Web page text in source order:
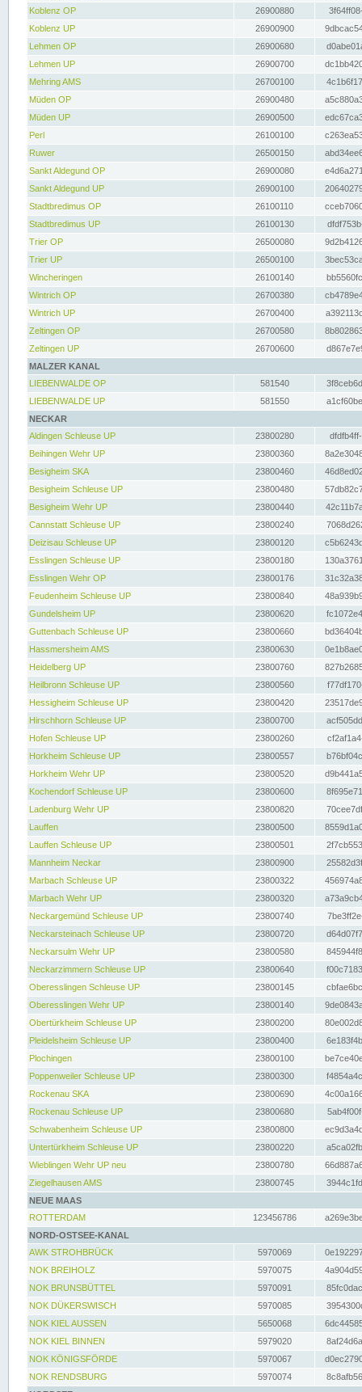
Koblenz OP
26900880
Koblenz UP
26900900
Lehmen OP
26900680
Lehmen UP
26900700
Mehring AMS
26700100
Müden OP
26900480
Müden UP
26900500
Perl
26100100
Ruwer
26500150
Sankt Aldegund OP
26900080
Sankt Aldegund UP
26900100
Stadtbredimus OP
26100110
Stadtbredimus UP
26100130
Trier OP
26500080
Trier UP
26500100
Wincheringen
26100140
Wintrich OP
26700380
Wintrich UP
26700400
Zeltingen OP
26700580
Zeltingen UP
26700600
MALZER KANAL
LIEBENWALDE OP
581540
LIEBENWALDE UP
581550
NECKAR
Aldingen Schleuse UP
23800280
Beihingen Wehr UP
23800360
Besigheim SKA
23800460
Besigheim Schleuse UP
23800480
Besigheim Wehr UP
23800440
Cannstatt Schleuse UP
23800240
Deizisau Schleuse UP
23800120
Esslingen Schleuse UP
23800180
Esslingen Wehr OP
23800176
Feudenheim Schleuse UP
23800840
Gundelsheim UP
23800620
Guttenbach Schleuse UP
23800660
Hassmersheim AMS
23800630
Heidelberg UP
23800760
Heilbronn Schleuse UP
23800560
Hessigheim Schleuse UP
23800420
Hirschhorn Schleuse UP
23800700
Hofen Schleuse UP
23800260
Horkheim Schleuse UP
23800557
Horkheim Wehr UP
23800520
Kochendorf Schleuse UP
23800600
Ladenburg Wehr UP
23800820
Lauffen
23800500
Lauffen Schleuse UP
23800501
Mannheim Neckar
23800900
Marbach Schleuse UP
23800322
Marbach Wehr UP
23800320
Neckargemünd Schleuse UP
23800740
Neckarsteinach Schleuse UP
23800720
Neckarsulm Wehr UP
23800580
Neckarzimmern Schleuse UP
23800640
Oberesslingen Schleuse UP
23800145
Oberesslingen Wehr UP
23800140
Obertürkheim Schleuse UP
23800200
Pleidelsheim Schleuse UP
23800400
Plochingen
23800100
Poppenweiler Schleuse UP
23800300
Rockenau SKA
23800690
Rockenau Schleuse UP
23800680
Schwabenheim Schleuse UP
23800800
Untertürkheim Schleuse UP
23800220
Wieblingen Wehr UP neu
23800780
Ziegelhausen AMS
23800745
NEUE MAAS
ROTTERDAM
123456786
NORD-OSTSEE-KANAL
AWK STROHBRÜCK
5970069
NOK BREIHOLZ
5970075
NOK BRUNSBÜTTEL
5970091
NOK DÜKERSWISCH
5970085
NOK KIEL AUSSEN
5650068
NOK KIEL BINNEN
5979020
NOK KÖNIGSFÖRDE
5970067
NOK RENDSBURG
5970074